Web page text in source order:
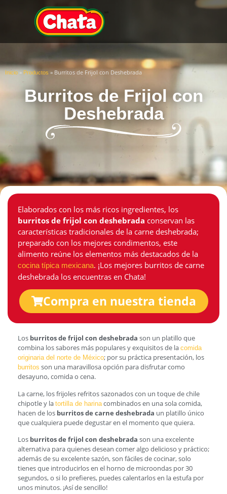
Inicio » Productos » Burritos de Frijol con Deshebrada
Burritos de Frijol con
Deshebrada
Elaborados con los más ricos ingredientes, los
burritos de frijol con deshebrada conservan las
características tradicionales de la carne deshebrada;
preparado con los mejores condimentos, este
alimento reúne los elementos más destacados de la
cocina típica mexicana. ¡Los mejores burritos de carne
deshebrada los encuentras en Chata!
Compra en nuestra tienda
Los burritos de frijol con deshebrada son un platillo que
combina los sabores más populares y exquisitos de la comida
originaria del norte de México; por su práctica presentación, los
burritos son una maravillosa opción para disfrutar como
desayuno, comida o cena.
La carne, los frijoles refritos sazonados con un toque de chile
chipotle y la tortilla de harinacombinados en una sola comida,
hacen de los burritos de carne deshebrada un platillo único
que cualquiera puede degustar en el momento que quiera.
Los burritos de frijol con deshebrada son una excelente
alternativa para quienes desean comer algo delicioso y práctico;
además de su excelente sazón, son fáciles de cocinar, solo
tienes que introducirlos en el horno de microondas por 30
segundos, o si lo prefieres, puedes calentarlos en la estufa por
unos minutos. ¡Así de sencillo!